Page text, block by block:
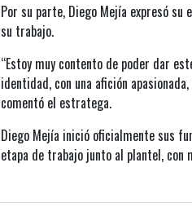
Por su parte, Diego Mejía expresó
su trabajo.
“Estoy muy contento de poder dar
identidad, con una afición
comentó el estratega.
Diego Mejía inició oficialmente sus
etapa de trabajo junto al plantel, con